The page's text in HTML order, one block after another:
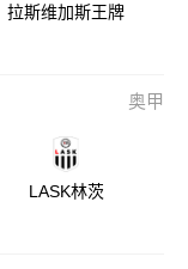
拉斯维加斯王牌
奥甲
LASK林茨